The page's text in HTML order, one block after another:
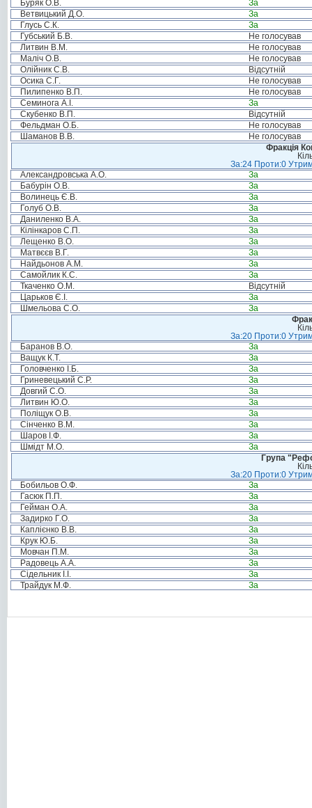
Буряк О.В.
За
Ветвицький Д.О.
За
Глусь С.К.
За
Губський Б.В.
Не голосував
Литвин В.М.
Не голосував
Маліч О.В.
Не голосував
Олійник С.В.
Відсутній
Осика С.Г.
Не голосував
Пилипенко В.П.
Не голосував
Семинога А.І.
За
Скубенко В.П.
Відсутній
Фельдман О.Б.
Не голосував
Шаманов В.В.
Не голосував
Фракція
За:24 Проти:0
Александровська А.О.
За
Бабурін О.В.
За
Волинець Є.В.
За
Голуб О.В.
За
Даниленко В.А.
За
Кілінкаров С.П.
За
Лещенко В.О.
За
Матвєєв В.Г.
За
Найдьонов А.М.
За
Самойлик К.С.
За
Ткаченко О.М.
Відсутній
Царьков Є.І.
За
Шмельова С.О.
За
За:20 Проти:0
Баранов В.О.
За
Ващук К.Т.
За
Головченко І.Б.
За
Гриневецький С.Р.
За
Довгий С.О.
За
Литвин Ю.О.
За
Поліщук О.В.
За
Сінченко В.М.
За
Шаров І.Ф.
За
Шмідт М.О.
За
Група
За:20 Проти:0
Бобильов О.Ф.
За
Гасюк П.П.
За
Гейман О.А.
За
Задирко Г.О.
За
Каплієнко В.В.
За
Крук Ю.Б.
За
Мовчан П.М.
За
Радовець А.А.
За
Сідельник І.І.
За
Трайдук М.Ф.
За